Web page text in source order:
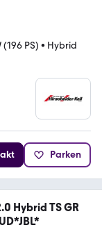
(196 PS) • Hybrid
Parken
Hybrid TS GR